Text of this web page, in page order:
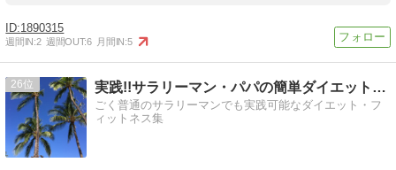
1890315
週間IN:2 週間OUT:6 月間IN:5
26 実践!!サラリーマン・パパの簡単ダイエット&フィットネス
ごく普通のサラリーマンでも実践可能なダイエット・フ
ィットネス集